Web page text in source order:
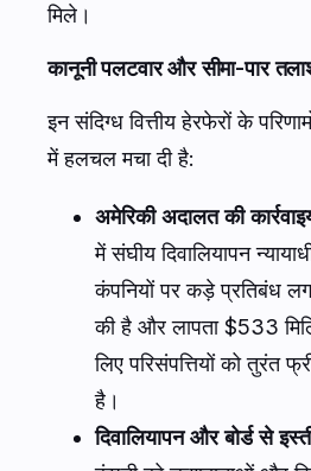
मिले।
कानूनी पलटवार और सीमा-पार
इन संदिग्ध वित्तीय हेरफेरों के
में हलचल मचा दी है:
अमेरिकी अदालत की
में संघीय दिवालियापन
कंपनियों पर कड़े प्रतिबंध
की है और लापता $533
लिए परिसंपत्तियों को तुरंत
है।
दिवालियापन और बोर्ड से